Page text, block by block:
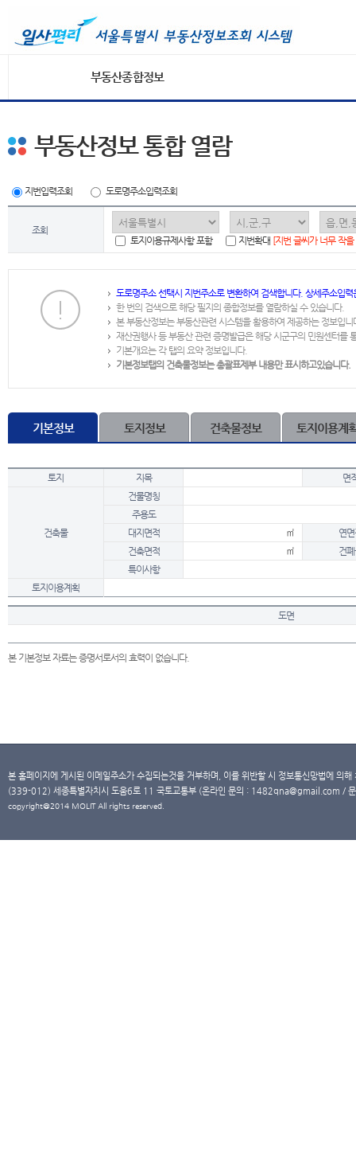
부동산종합정보
부동산정보 통합 열람
지번입력조회 도로명주소입력조회
조회
토지이용규제사항 포함
지번확대 [지번 글씨가 너무 작
도로명주소 선택시 지번주소로 변환하여 검색합니다. 상세주소입
한 번의 검색으로 해당 필지의 종합정보를 열람하실 수 있습니다.
본 부동산정보는 부동산관련 시스템을 활용하여 제공하는 정보입니
재산권행사 등 부동산 관련 증명발급은 해당 시군구의 민원센터를
기본개요는 각 탭의 요약 정보입니다.
기본정보탭의 건축물정보는 총괄표제부 내용만 표시하고있습니다.
기본정보 토지정보 건축물정보 토지이용계
토지 지목 면
건축물
건물명칭
주용도
대지면적
㎡
연
건축면적
㎡
건
특이사항
토지이용계획
도면
본 기본정보 자료는 증명서로서의 효력이 없습니다.
본 홈페이지에 게시된 이메일주소가 수집되는것을 거부하며, 이를 위반할 시 정보통신망법에 의
(339-012) 세종특별자치시 도움6로 11 국토교통부 (온라인 문의 : 1482qna@gmail.com /
copyright@2014 MOLIT All rights reserved.